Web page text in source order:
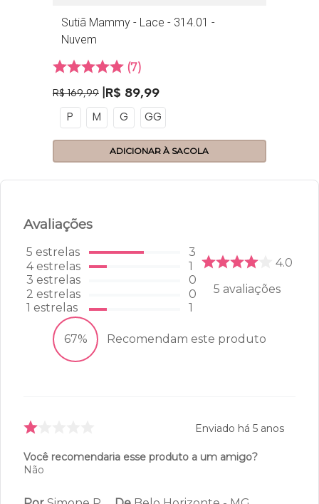
Sutiã Mammy - Lace - 314.01 -
Nuvem
7
R$ 169,99 R$ 89,99
P M G GG
ADICIONAR À SACOLA
Avaliações
5 estrelas
4estrelas
3 estrelas
2 estrelas
1 estrelas
3
1
0
0
1
4.0
5 avaliações
67% Recomendam este produto
Enviado há 5 anos
Você recomendaria esse produto a um amigo?
Não